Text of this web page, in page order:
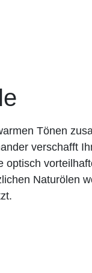
Tönen
verschafft
optisch
Naturölen